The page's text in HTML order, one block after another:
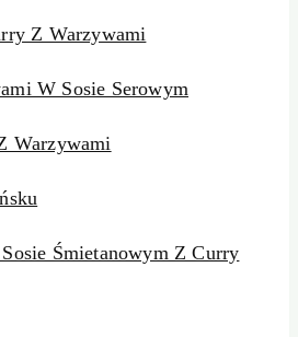
Z Warzywami
W Sosie Serowym
Warzywami
Śmietanowym Z Curry